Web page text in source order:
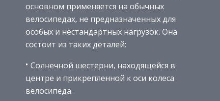
основном применяется на обычных
велосипедах, не предназначенных для
особых и нестандартных нагрузок. Она
состоит из таких деталей:
Солнечной шестерни, находящейся в
центре и прикрепленной к оси колеса
велосипеда.